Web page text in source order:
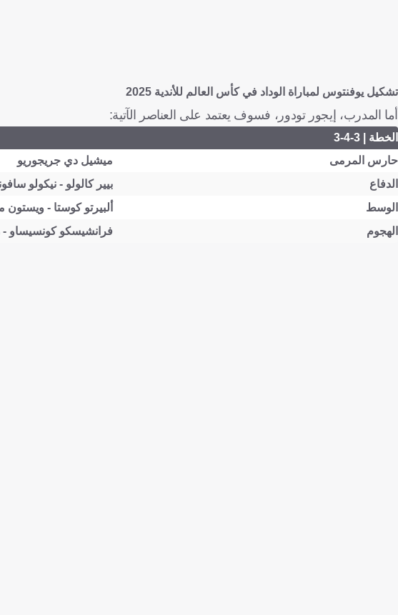
تشكيل يوفنتوس لمباراة الوداد في كأس العالم للأندية 2025
أما المدرب، إيجور تودور، فسوف يعتمد على العناصر الآتية:
الخطة | 3-4-3
حارس المرمى
ميشيل دي جريجوريو
الدفاع
بيير كالولو - نيكولو
الوسط
ألبيرتو كوستا - ويستون
الهجوم
فرانشيسكو كونسيساو -